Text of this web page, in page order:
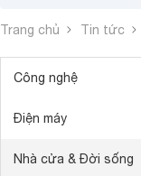
Trang chủ Tin tức
Công nghệ
Điện máy
Nhà cửa & Đời sống